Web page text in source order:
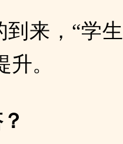
来，“学生
。